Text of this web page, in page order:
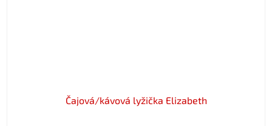
Čajová/kávová lyžička Elizabeth